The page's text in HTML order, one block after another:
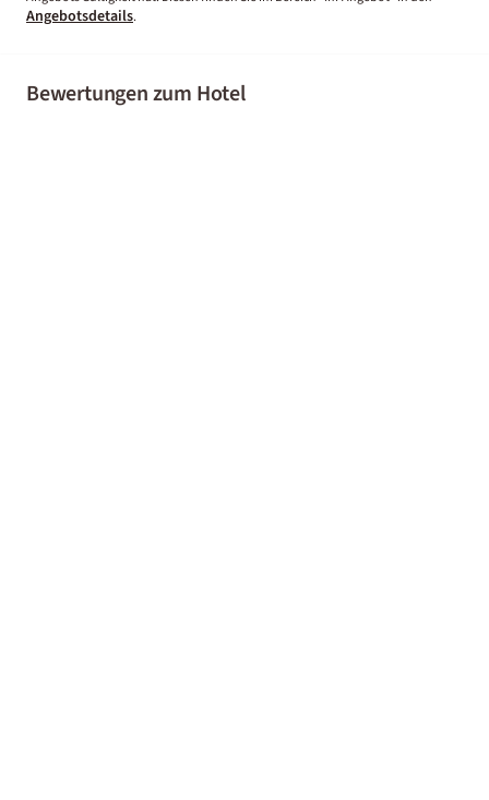
Angebotsdetails.
Bewertungen zum Hotel